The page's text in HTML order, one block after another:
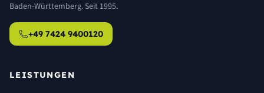
Baden-Württemberg. Seit 1995.
+49 7424 9400120
LEISTUNGEN